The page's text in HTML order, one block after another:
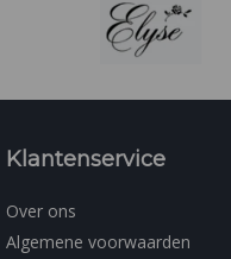
Klantenservice
Over ons
Algemene voorwaarden